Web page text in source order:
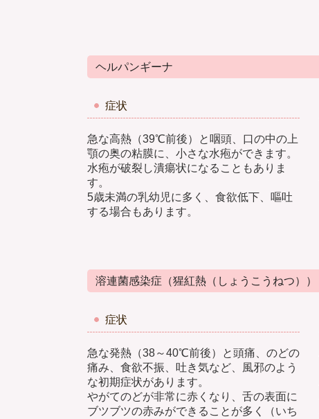
ヘルパンギーナ
症状
急な高熱（39℃前後）と咽頭、口の中の上
顎の奥の粘膜に、小さな水疱ができます。
水疱が破裂し潰瘍状になることもありま
す。
5歳未満の乳幼児に多く、食欲低下、嘔吐
する場合もあります。
溶連菌感染症（猩紅熱（しょうこうねつ））
症状
急な発熱（38～40℃前後）と頭痛、のどの
痛み、食欲不振、吐き気など、風邪のよう
な初期症状があります。
やがてのどが非常に赤くなり、舌の表面に
ブツブツの赤みができることが多く（いち